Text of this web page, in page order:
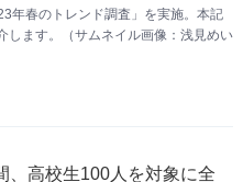
年春のトレンド調査」を実施。本記
します。（サムネイル画像：浅見めい
、高校生100人を対象に全